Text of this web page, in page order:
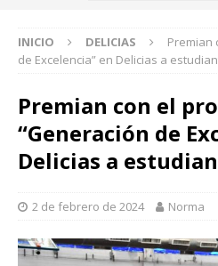
INICIO DELICIAS
Premian
de Excelencia” en Delicias a
Premian con el
“Generación de
Delicias a
2 de febrero de 2024 Norma